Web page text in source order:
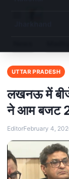
UTTAR PRADESH
लखनऊ में
ने आम बजट
EditorFebruary 4,